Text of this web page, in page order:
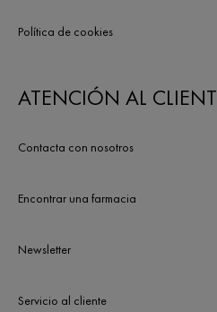
Política de cookies
ATENCIÓN AL
Contacta con nosotros
Encontrar una farmacia
Newsletter
Servicio al cliente